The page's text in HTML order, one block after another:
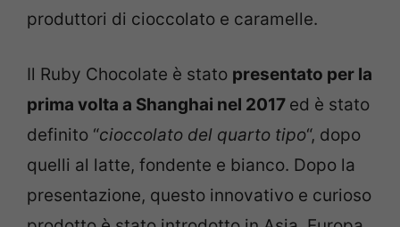
produttori di cioccolato e caramelle.
Il Ruby Chocolate è stato presentato per la
prima volta a Shanghai nel 2017 ed è stato
definito “cioccolato del quarto tipo“, dopo
quelli al latte, fondente e bianco. Dopo la
presentazione, questo innovativo e curioso